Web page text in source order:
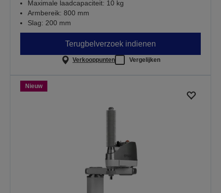
Maximale laadcapaciteit: 10 kg
Armbereik: 800 mm
Slag: 200 mm
Terugbelverzoek indienen
Verkooppunten Vergelijken
Nieuw